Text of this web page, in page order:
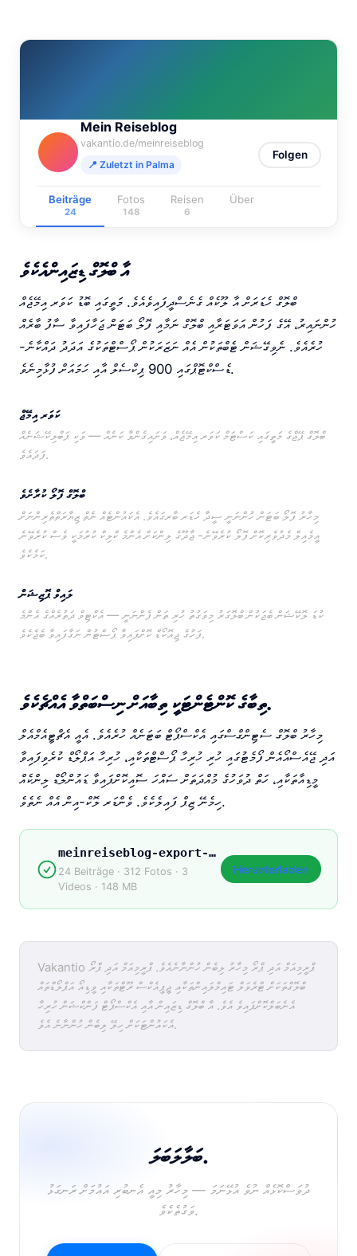
Mein Reiseblog
vakantio.de/meinreiseblog
📍 Zuletzt in Palma
Folgen
Beiträge
24
Fotos
148
Reisen
6
Über
އާ ބްލޮގް ޑިޒައިންއެކެވެ
ބްލޮގް ހެޑަރަށް އާ ލޫކެއް ގެނެސްދީފައިވެއެވެ. މަތީގައި ބޮޑު ކަވަރ އިމޭޖެއް
ހުންނައިރު، އޭގެ ފަހުން އަވަޓަރާއި ބްލޮގް ނަމާއި ފޮލޯ ބަޓަން ޖަހާފައިވާ ސާފު ބާރެއް
ހުރެއެވެ. ނެވިގޭޝަން ޓެބްތަކުން އެއް ނަޒަރަކުން ޕޯސްޓްތަކުގެ އަދަދު ދައްކާނެ-
ޑެސްކްޓޮޕްގައި 900 ޕިކްސެލް އާއި ހަމައަށް ފުޅާމިނެވެ.
ކަވަރ އިމޭޖް
ބްލޮގް ޕޭޖްގެ މަތީގައި ކަސްޓަމް ކަވަރ އިމޭޖެއް، ވަށައިގެންވާ ކަނެއް — ވަކި ޕަބްލިކޭޝަނެއް
ފަދައެވެ.
ބްލޮގް ފޮލޯ ކުރާށެވެ
މިހާރު ފޮލޯ ބަޓަން ހުންނަނީ ސީދާ ހެޑަރ ބާރގައެވެ. އެކައުންޓެއް ނެތް ޒިޔާރަތްތެރިންނަށް
އީމެއިލް މެދުވެރިކޮށް ފޮލޯ ކުރެވޭނެ- ޖާދޫގެ ލިންކަށް އެންމެ ކްލިކް ކުރުމަކީ ވެސް ކުރެވޭނެ
ކަމެކެވެ.
ލައިވް ޕޮޒިޝަން
ކުޑަ ލޮކޭޝަން ބެޖަކުން ބްލޮގަރު މިވަގުތު ހުރި ތަން ފެންނަނީ — އެކްޓިވް ދަތުރެއްގެ އެންމެ
ފަހުގެ ޖިއޮކޯޑް ކޮށްފައިވާ ޕޯސްޓުން ނަގާފައިވާ ބެޖެކެވެ.
ތިބާގެ ކޮންޓެންޓަކީ ތިބާއަށް ނިސްބަތްވާ އެއްޗެކެވެ.
މިހާރު ބްލޮގް ސެޓިންގްސްގައި އެކްސްޕޯޓް ބަޓަނެއް ހުރެއެވެ. އެއީ އެޗްޓީއެމްއެލް
އަދި ޖޭއެސްއޯއެން ފޯމެޓުގައި ހުރި ހުރިހާ ޕޯސްޓްތަކާއި، ހުރިހާ އަޕްލޯޑް ކުރެވިފައިވާ
މީޑިއާތަކާއި، ހަތް ދުވަހުގެ މުއްދަތަށް ސައްހަ ސޮއިކޮށްފައިވާ ޑައުންލޯޑް ލިންކެއް
ހިމެނޭ ޒިޕް ފައިލެކެވެ. ވެންޑަރ ލޮކް-އިން އެއް ނެތެވެ.
meinreiseblog-export-2026.zip
24 Beiträge · 312 Fotos · 3
Videos · 148 MB
Herunterladen
Vakantio ޕްރީމިއަމް އަދި ޕްރޯ މިހާރު ލިބެން ހުންނާނެއެވެ. ޕްރީމިއަމް އަދި ޕްރޯ
ބްލޮގްތަކަށް ޓްރެވަލް ޓައިމްލައިންތަކާއި ޖީޕީއެކްސް ރޫޓްތަކާއި ވީޑިއޯ އަޕްލޯޑްތައް
އެނެބަލްކޮށްފައިވެ އެވެ. އާ ބްލޮގް ޑިޒައިން އާއި އެކްސްޕޯޓް ފަންކްޝަން ހުރިހާ
އެކައުންޓަކަށް ހިލޭ ލިބެން ހުންނާނެ އެވެ.
ބަލާލަބަލަ.
ދުވަސްކޮޅެއް ނުވެ އުޅޭނަމަ — މިހާރު މިއީ އެނބުރި އައުމަށް ރަނގަޅު
ވަގުތެކެވެ.